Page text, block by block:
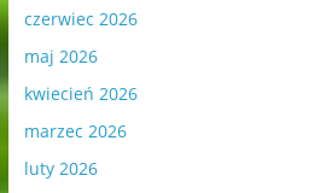
czerwiec 2026
maj 2026
kwiecień 2026
marzec 2026
luty 2026